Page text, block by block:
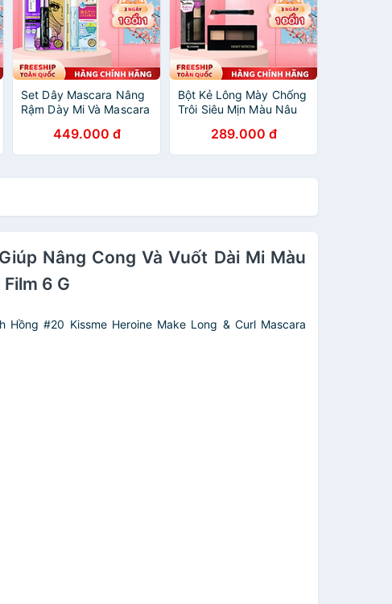
Set Dây Mascara Nâng
Rậm Dày Mi Và Mascara
Heroine Make (2 cây)
449.000 đ
Bột Kẻ Lông Mày Chống
Trôi Siêu Mịn Màu Nâu
Rotation Natural Powder
Eyebrow 2.3 G
289.000 đ
Nâng Cong Và Vuốt Dài Mi Màu
6 G
#20 Kissme Heroine Make Long & Curl Mascara